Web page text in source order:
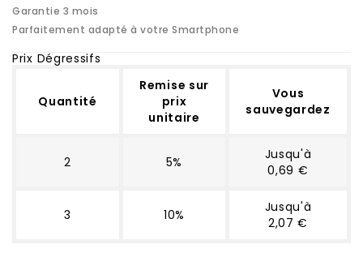
Garantie 3 mois
Parfaitement adapté à votre Smartphone
Prix Dégressifs
Quantité
Remise sur
prix
unitaire
Vous
sauvegardez
2 5%
Jusqu'à
0,69 €
3 10%
Jusqu'à
2,07 €